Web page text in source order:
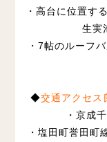
・高台に位置す
生実
・7帖のルーフ
◆交通アクセス
・京成
・塩田町誉田町